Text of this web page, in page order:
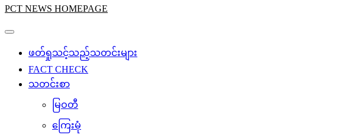
PCT NEWS HOMEPAGE
ဖတ်ရှုသင့်သည့်သတင်းများ
FACT CHECK
သတင်းစာ
မြဝတီ
ကြေးမုံ